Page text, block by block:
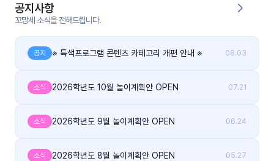
그
공지사항
꼬망세 소식을 전해드립니다.
공지 ※ 특색프로그램 콘텐츠 카테고리 개편 안내 ※ 08.03
소식 2026학년도 10월 놀이계획안 OPEN 07.21
소식 2026학년도 9월 놀이계획안 OPEN 06.24
소식 2026학년도 8월 놀이계획안 OPEN 05.27